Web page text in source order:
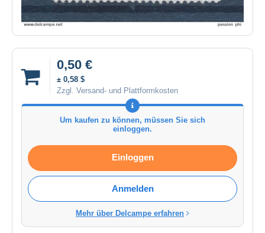
0,50 €
± 0,58 $
Zzgl. Versand- und Plattformkosten
Um kaufen zu können, müssen Sie sich
einloggen.
Einloggen
Anmelden
Mehr über Delcampe erfahren